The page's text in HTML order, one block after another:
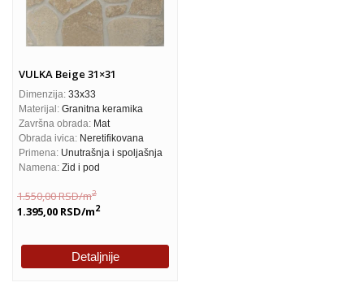
VULKA Beige 31×31
Dimenzija: 33x33
Materijal: Granitna keramika
Završna obrada: Mat
Obrada ivica: Neretifikovana
Primena: Unutrašnja i spoljašnja
Namena: Zid i pod
1.550,00RSD/m2
1.395,00 RSD/m2
Detaljnije